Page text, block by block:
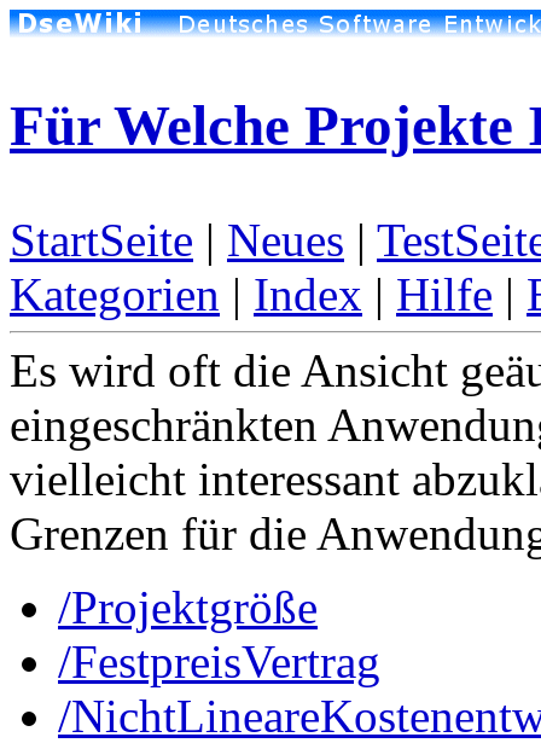
Für Welche Projekte
StartSeite | Neues |
Kategorien | Index | Hilfe |
Es wird oft die Ansicht
eingeschränkten
vielleicht interessant
Grenzen für die
/Projektgröße
/FestpreisVertrag
/